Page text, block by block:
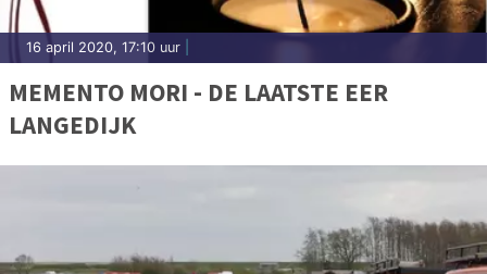
16 april 2020, 17:10 uur
MEMENTO MORI - DE LAATSTE EER
LANGEDIJK